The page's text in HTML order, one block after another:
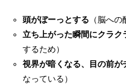
頭がぼーっとする （脳へ
立ち上がった瞬間にクラク
するため）
視界が暗くなる、目の前が
なっている）